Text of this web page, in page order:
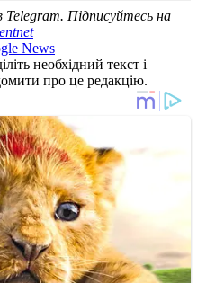
Telegram. Підписуйтесь на
News
необхідний текст і
про це редакцію.